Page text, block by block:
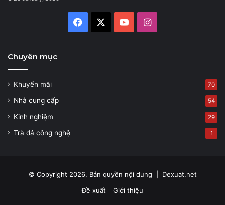
Facebook YouTubeInstagram
Chuyên mục
Khuyến mãi 70
Nhà cung cấp 54
Kinh nghiệm 29
Trà đá công nghệ 1
© Copyright 2026, Bản quyền nội dung | Dexuat.net
Đề xuất
Giới thiệu